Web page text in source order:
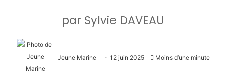
par Sylvie DAVEAU
Jeune Marine 12 juin 2025 Moins d’une minute